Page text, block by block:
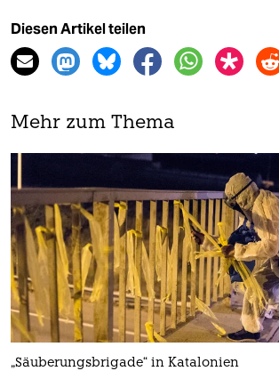
Diesen Artikel teilen
Mehr zum Thema
„Säuberungsbrigade“ in Katalonien